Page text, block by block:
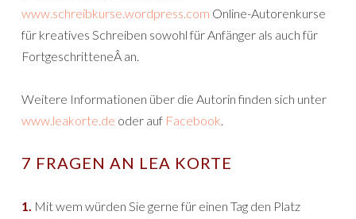
www.schreibkurse.wordpress.com Online-Autorenkurse
für kreatives Schreiben sowohl für Anfänger als auch für
FortgeschritteneÂ an.
Weitere Informationen über die Autorin finden sich unter
www.leakorte.de oder auf Facebook.
7 FRAGEN AN LEA KORTE
1. Mit wem würden Sie gerne für einen Tag den Platz